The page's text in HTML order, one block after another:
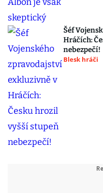
Šéf
Hráčích:
nebezpečí!
Blesk hráči